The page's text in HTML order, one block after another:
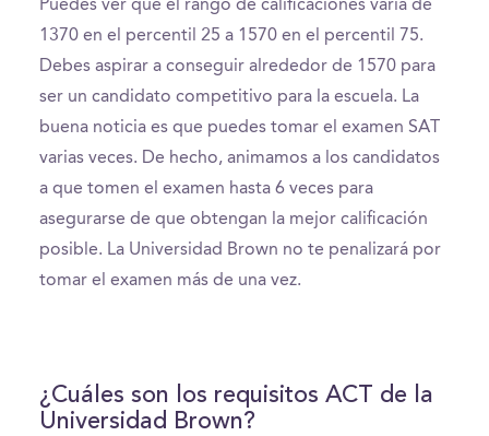
Puedes ver que el rango de calificaciones varía de
1370 en el percentil 25 a 1570 en el percentil 75.
Debes aspirar a conseguir alrededor de 1570 para
ser un candidato competitivo para la escuela. La
buena noticia es que puedes tomar el examen SAT
varias veces. De hecho, animamos a los candidatos
a que tomen el examen hasta 6 veces para
asegurarse de que obtengan la mejor calificación
posible. La Universidad Brown no te penalizará por
tomar el examen más de una vez.
¿Cuáles son los requisitos ACT de la
Universidad Brown?